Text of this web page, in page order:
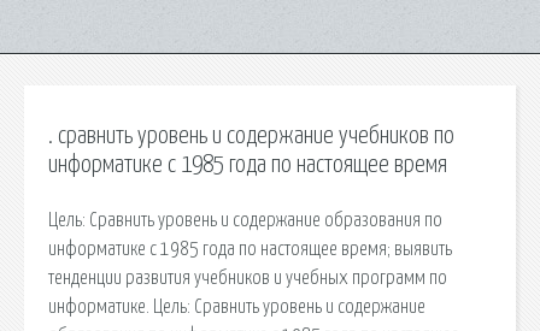
. сравнить уровень и содержание учебников по
информатике с 1985 года по настоящее время
Цель: Сравнить уровень и содержание образования по
информатике с 1985 года по настоящее время; выявить
тенденции развития учебников и учебных программ по
информатике. Цель: Сравнить уровень и содержание